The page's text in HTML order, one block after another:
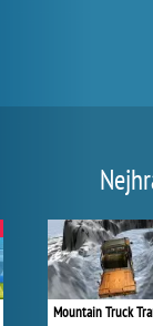
Mountain Truck